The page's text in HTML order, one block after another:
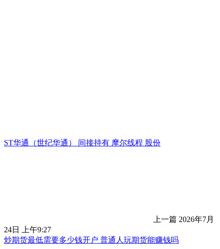
ST华通（世纪华通） 间接持有 摩尔线程 股份
上一篇 2026年7月
24日 上午9:27
炒期货最低需要多少钱开户 普通人玩期货能赚钱吗